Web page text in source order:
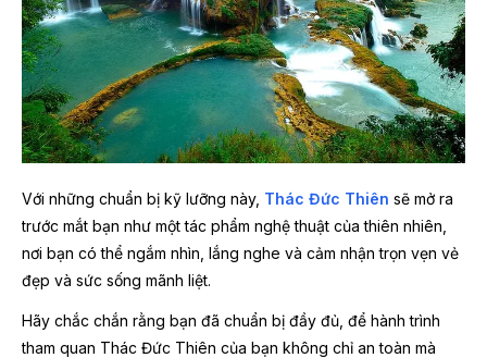
Với những chuẩn bị kỹ lưỡng này, Thác Đức Thiên sẽ mở ra
trước mắt bạn như một tác phẩm nghệ thuật của thiên nhiên,
nơi bạn có thể ngắm nhìn, lắng nghe và cảm nhận trọn vẹn vẻ
đẹp và sức sống mãnh liệt.
Hãy chắc chắn rằng bạn đã chuẩn bị đầy đủ, để hành trình
tham quan Thác Đức Thiên của bạn không chỉ an toàn mà